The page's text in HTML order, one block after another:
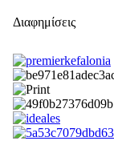
Διαφημίσεις